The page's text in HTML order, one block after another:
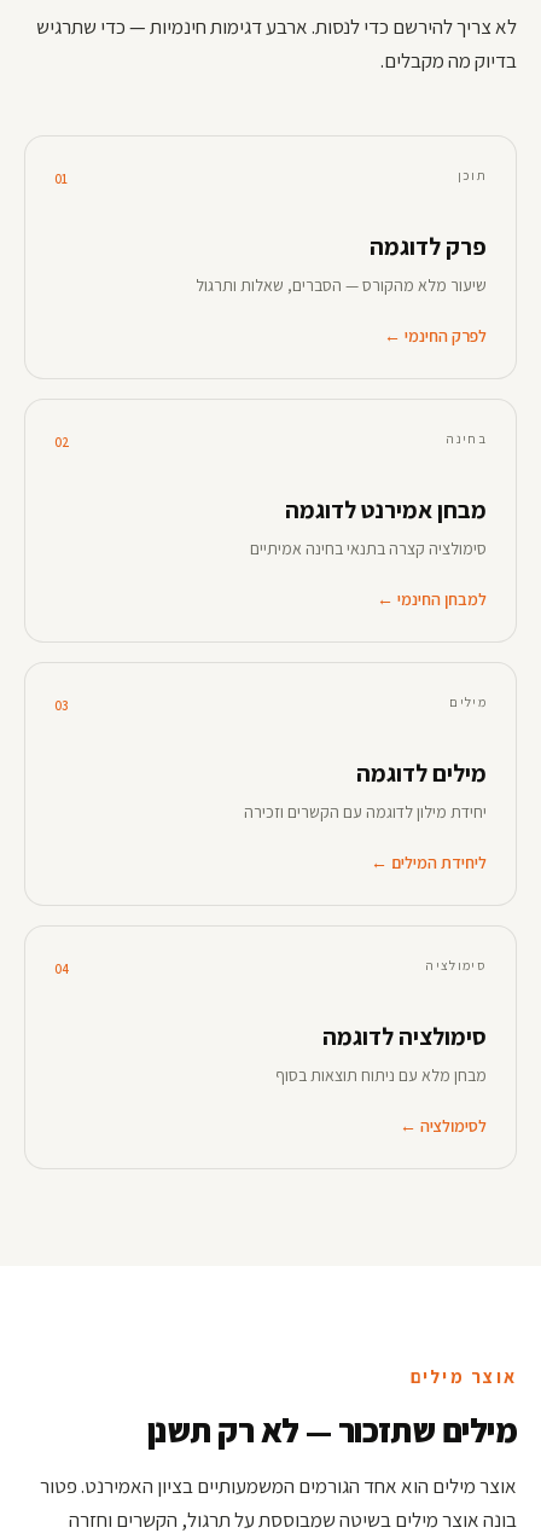
לא צריך להירשם כדי לנסות. ארבע דגימות חינמיות — כדי שתרגיש
בדיוק מה מקבלים.
תוכן 01
פרק לדוגמה
שיעור מלא מהקורס — הסברים, שאלות ותרגול
לפרק החינמי ←
בחינה 02
מבחן אמירנט לדוגמה
סימולציה קצרה בתנאי בחינה אמיתיים
למבחן החינמי ←
מילים 03
מילים לדוגמה
יחידת מילון לדוגמה עם הקשרים וזכירה
ליחידת המילים ←
סימולציה 04
סימולציה לדוגמה
מבחן מלא עם ניתוח תוצאות בסוף
לסימולציה ←
אוצר מילים
מילים שתזכור — לא רק תשנן
אוצר מילים הוא אחד הגורמים המשמעותיים בציון האמירנט. פטור
בונה אוצר מילים בשיטה שמבוססת על תרגול, הקשרים וחזרה